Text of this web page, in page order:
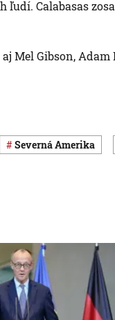
ľudí. Calabasas
Mel Gibson,
Severná Amerika